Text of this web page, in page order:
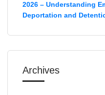
2026 – Understanding
Deportation and
Archives